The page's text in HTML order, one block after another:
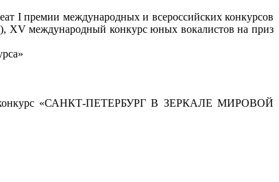
I премии международных и всероссийских конкурсов
XV международный конкурс юных вокалистов на приз
конкурс «САНКТ-ПЕТЕРБУРГ В ЗЕРКАЛЕ МИРОВОЙ